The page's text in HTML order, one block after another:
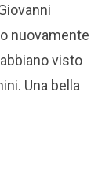
nuovamente
abbiano visto
Una bella